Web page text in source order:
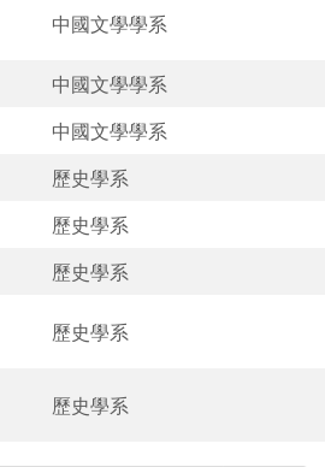
中國文學學系
中國文學學系
中國文學學系
歷史學系
歷史學系
歷史學系
歷史學系
歷史學系